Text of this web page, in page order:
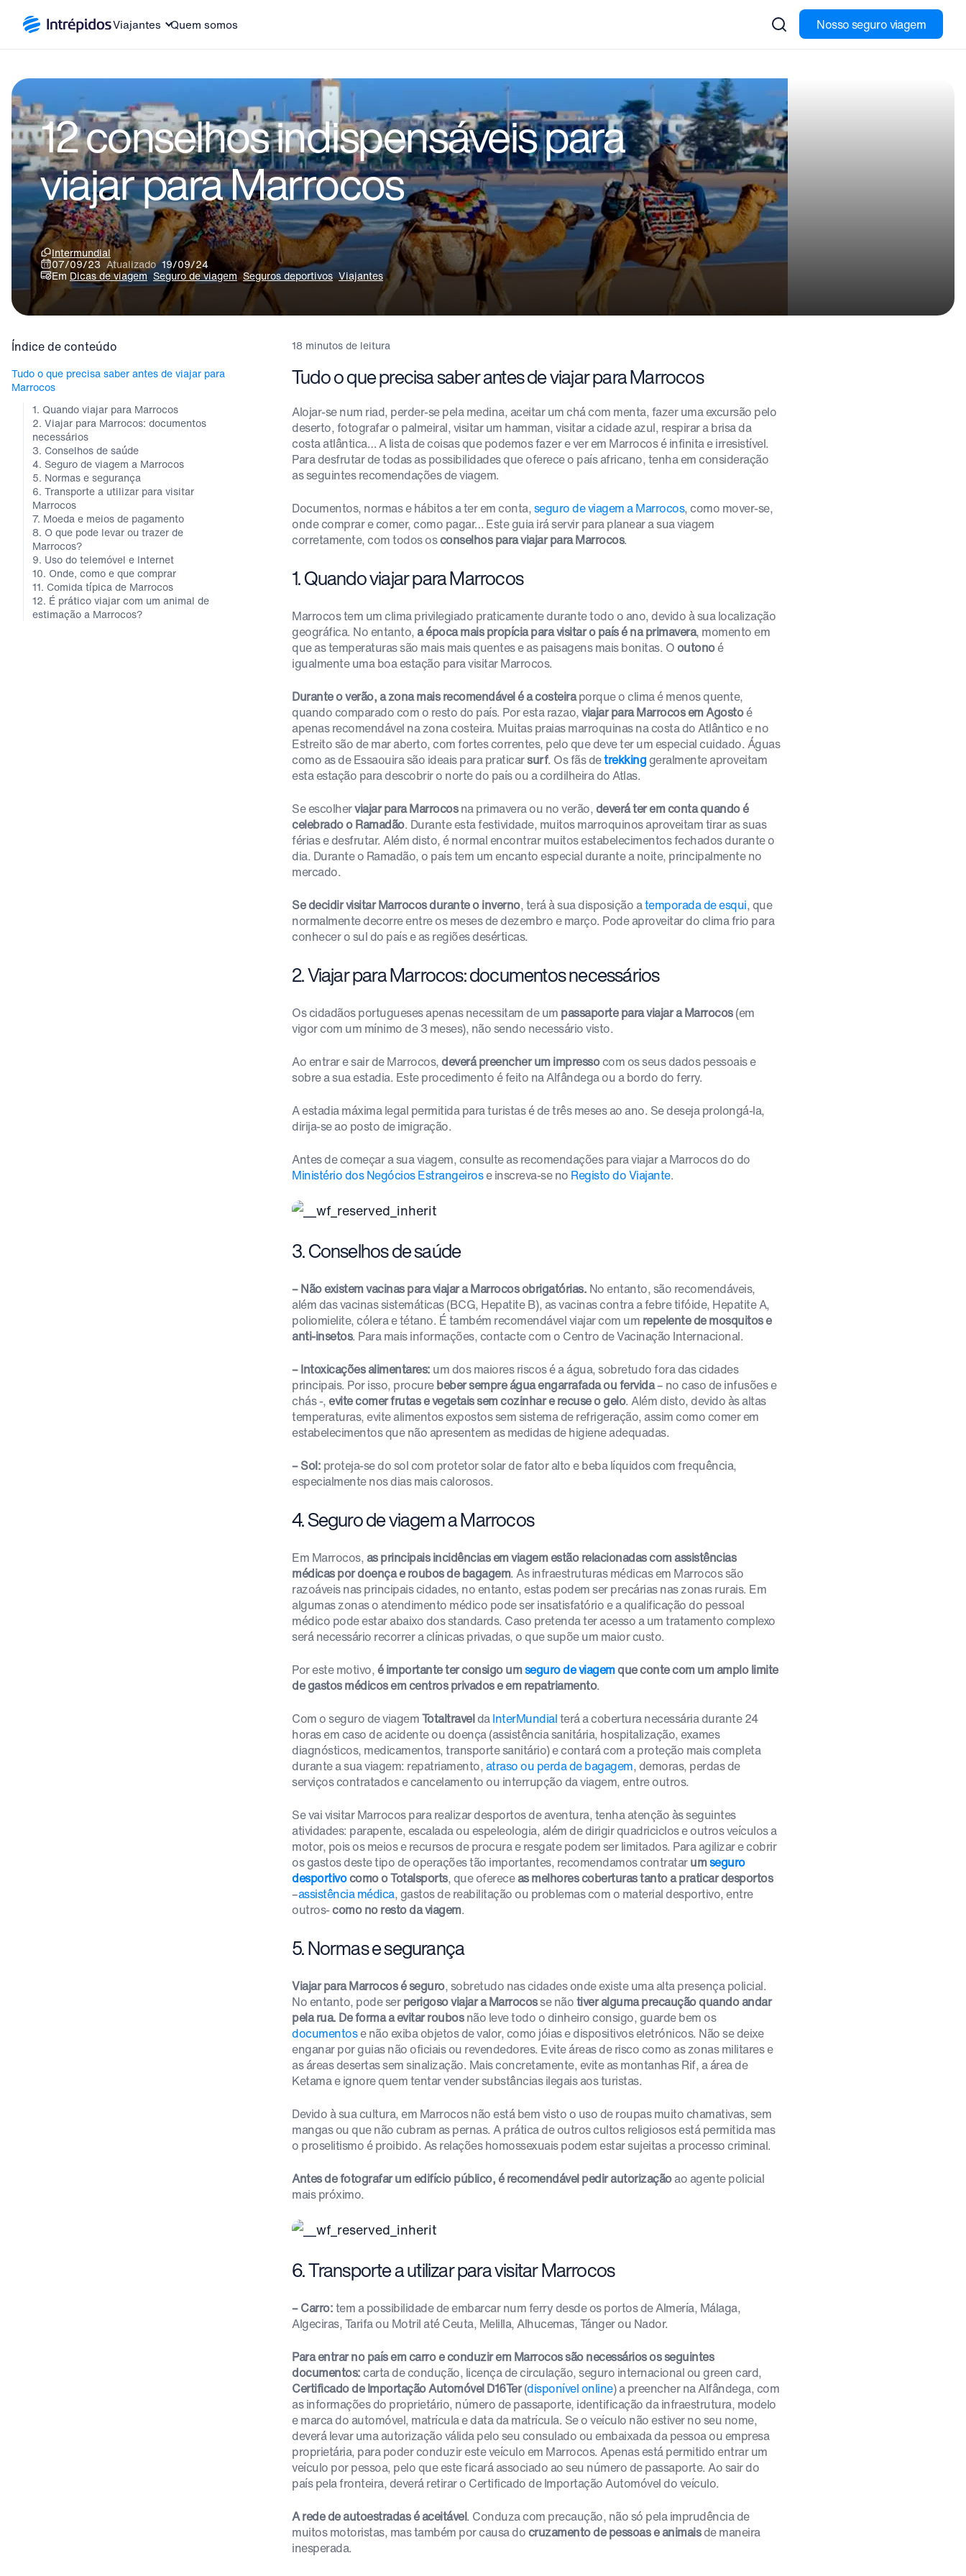
Viajantes Quem somos Nosso seguro viagem
12 conselhos indispensáveis para
viajar para Marrocos
Intermundial
07/09/23 Atualizado19/09/24
Em Dicas de viagem Seguro de viagem Seguros deportivos Viajantes
Índice de conteúdo
Tudo o que precisa saber antes de viajar para
Marrocos
1. Quando viajar para Marrocos
2. Viajar para Marrocos: documentos
necessários
3. Conselhos de saúde
4. Seguro de viagem a Marrocos
5. Normas e segurança
6. Transporte a utilizar para visitar
Marrocos
7. Moeda e meios de pagamento
8. O que pode levar ou trazer de
Marrocos?
9. Uso do telemóvel e Internet
10. Onde, como e que comprar
11. Comida típica de Marrocos
12. É prático viajar com um animal de
estimação a Marrocos?
18 minutos de leitura
Tudo o que precisa saber antes de viajar para Marrocos
Alojar-se num riad, perder-se pela medina, aceitar um chá com menta, fazer uma excursão pelo
deserto, fotografar o palmeiral, visitar um hamman, visitar a cidade azul, respirar a brisa da
costa atlântica… A lista de coisas que podemos fazer e ver em Marrocos é infinita e irresistível.
Para desfrutar de todas as possibilidades que oferece o país africano, tenha em consideração
as seguintes recomendações de viagem.
Documentos, normas e hábitos a ter em conta,seguro de viagem a Marrocos, como mover-se,
onde comprar e comer, como pagar… Este guia irá servir para planear a sua viagem
corretamente, com todos osconselhos para viajar para Marrocos.
1. Quando viajar para Marrocos
Marrocos tem um clima privilegiado praticamente durante todo o ano, devido à sua localização
geográfica. No entanto, a época mais propícia para visitar o país é na primavera, momento em
que as temperaturas são mais mais quentes e as paisagens mais bonitas. O outonoé
igualmente uma boa estação para visitar Marrocos.
Durante o verão, a zona mais recomendável é a costeiraporque o clima é menos quente,
quando comparado com o resto do país. Por esta razao,viajar para Marrocos em Agostoé
apenas recomendável na zona costeira. Muitas praias marroquinas na costa do Atlântico e no
Estreito são de mar aberto, com fortes correntes, pelo que deve ter um especial cuidado. Águas
como as de Essaouira são ideais para praticarsurf. Os fãs detrekkinggeralmente aproveitam
esta estação para descobrir o norte do país ou a cordilheira do Atlas.
Se escolherviajar para Marrocosna primavera ou no verão, deverá ter em conta quando é
celebrado o Ramadão. Durante esta festividade, muitos marroquinos aproveitam tirar as suas
férias e desfrutar. Além disto, é normal encontrar muitos estabelecimentos fechados durante o
dia. Durante o Ramadão, o país tem um encanto especial durante a noite, principalmente no
mercado.
Se decidir visitar Marrocos durante o inverno, terá à sua disposição atemporada de esqui, que
normalmente decorre entre os meses de dezembro e março. Pode aproveitar do clima frio para
conhecer o sul do país e as regiões desérticas.
2. Viajar para Marrocos: documentos necessários
Os cidadãos portugueses apenas necessitam de um passaporte para viajar a Marrocos(em
vigor com um mínimo de 3 meses), não sendo necessário visto.
Ao entrar e sair de Marrocos, deverá preencher um impressocom os seus dados pessoais e
sobre a sua estadia. Este procedimento é feito na Alfândega ou a bordo do ferry.
A estadia máxima legal permitida para turistas é de três meses ao ano. Se deseja prolongá-la,
dirija-se ao posto de imigração.
Antes de começar a sua viagem, consulte as recomendações para viajar a Marrocos do do
Ministério dos Negócios Estrangeirose inscreva-se no Registo do Viajante.
3. Conselhos de saúde
– Não existem vacinas para viajar a Marrocos obrigatórias. No entanto, são recomendáveis,
além das vacinas sistemáticas (BCG, Hepatite B), as vacinas contra a febre tifóide, Hepatite A,
poliomielite, cólera e tétano. É também recomendável viajar com um repelente de mosquitos e
anti-insetos. Para mais informações, contacte com o Centro de Vacinação Internacional.
– Intoxicações alimentares: um dos maiores riscos é a água, sobretudo fora das cidades
principais. Por isso, procurebeber sempre água engarrafada ou fervida– no caso de infusões e
chás -,evite comer frutas e vegetais sem cozinhar e recuse o gelo. Além disto, devido às altas
temperaturas, evite alimentos expostos sem sistema de refrigeração, assim como comer em
estabelecimentos que não apresentem as medidas de higiene adequadas.
– Sol: proteja-se do sol com protetor solar de fator alto e beba líquidos com frequência,
especialmente nos dias mais calorosos.
4. Seguro de viagem a Marrocos
Em Marrocos, as principais incidências em viagem estão relacionadas com assistências
médicas por doença e roubos de bagagem. As infraestruturas médicas em Marrocos são
razoáveis nas principais cidades, no entanto, estas podem ser precárias nas zonas rurais. Em
algumas zonas o atendimento médico pode ser insatisfatório e a qualificação do pessoal
médico pode estar abaixo dos standards. Caso pretenda ter acesso a um tratamento complexo
será necessário recorrer a clínicas privadas, o que supõe um maior custo.
Por este motivo,é importante ter consigo umseguro de viagemque conte com um amplo limite
de gastos médicos em centros privados e em repatriamento.
Com o seguro de viagemTotaltraveldaInterMundialterá a cobertura necessária durante 24
horas em caso de acidente ou doença (assistência sanitária, hospitalização, exames
diagnósticos, medicamentos, transporte sanitário) e contará com a proteção mais completa
durante a sua viagem: repatriamento,atraso ou perda de bagagem, demoras, perdas de
serviços contratados e cancelamento ou interrupção da viagem, entre outros.
Se vai visitar Marrocos para realizar desportos de aventura, tenha atenção às seguintes
atividades: parapente, escalada ou espeleologia, além de dirigir quadriciclos e outros veículos a
motor, pois os meios e recursos de procura e resgate podem ser limitados. Para agilizar e cobrir
os gastos deste tipo de operações tão importantes, recomendamos contratarumseguro
desportivocomo o Totalsports, que ofereceas melhores coberturas tanto a praticar desportos
–assistência médica, gastos de reabilitação ou problemas com o material desportivo, entre
outros-como no resto da viagem.
5. Normas e segurança
Viajar para Marrocos é seguro, sobretudo nas cidades onde existe uma alta presença policial.
No entanto, pode serperigoso viajar a Marrocosse nãotiver alguma precaução quando andar
pela rua. De forma a evitar roubosnão leve todo o dinheiro consigo, guarde bem os
documentose não exiba objetos de valor, como jóias e dispositivos eletrónicos. Não se deixe
enganar por guias não oficiais ou revendedores. Evite áreas de risco como as zonas militares e
as áreas desertas sem sinalização. Mais concretamente, evite as montanhas Rif, a área de
Ketama e ignore quem tentar vender substâncias ilegais aos turistas.
Devido à sua cultura, em Marrocos não está bem visto o uso de roupas muito chamativas, sem
mangas ou que não cubram as pernas. A prática de outros cultos religiosos está permitida mas
o proselitismo é proibido. As relações homossexuais podem estar sujeitas a processo criminal.
Antes de fotografar um edifício público, é recomendável pedir autorizaçãoao agente policial
mais próximo.
6. Transporte a utilizar para visitar Marrocos
– Carro:tem a possibilidade de embarcar num ferry desde os portos de Almería, Málaga,
Algeciras, Tarifa ou Motril até Ceuta, Melilla, Alhucemas, Tánger ou Nador.
Para entrar no país em carro e conduzir em Marrocos são necessários os seguintes
documentos:carta de condução, licença de circulação, seguro internacional ou green card,
Certificado de Importação Automóvel D16Ter(disponível online) a preencher na Alfândega, com
as informações do proprietário, número de passaporte, identificação da infraestrutura, modelo
e marca do automóvel, matrícula e data da matrícula. Se o veículo não estiver no seu nome,
deverá levar uma autorização válida pelo seu consulado ou embaixada da pessoa ou empresa
proprietária, para poder conduzir este veículo em Marrocos. Apenas está permitido entrar um
veículo por pessoa, pelo que este ficará associado ao seu número de passaporte. Ao sair do
país pela fronteira, deverá retirar o Certificado de Importação Automóvel do veículo.
A rede de autoestradas é aceitável. Conduza com precaução, não só pela imprudência de
muitos motoristas, mas também por causa docruzamento de pessoas e animaisde maneira
inesperada.